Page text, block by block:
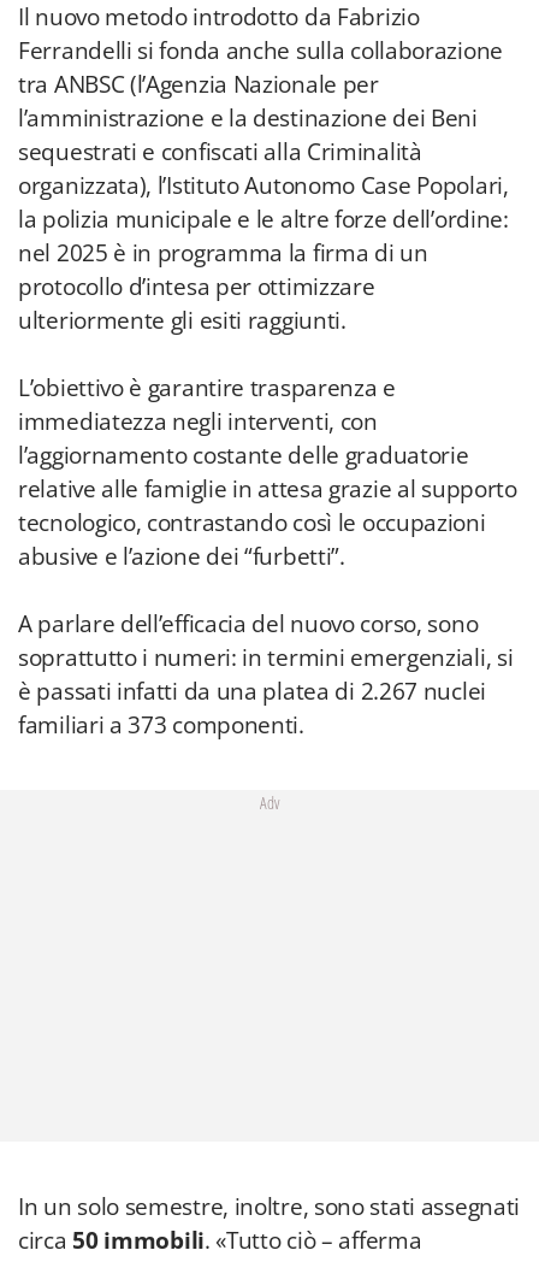
Il nuovo metodo introdotto da Fabrizio
Ferrandelli si fonda anche sulla collaborazione
tra ANBSC (l’Agenzia Nazionale per
l’amministrazione e la destinazione dei Beni
sequestrati e confiscati alla Criminalità
organizzata), l’Istituto Autonomo Case Popolari,
la polizia municipale e le altre forze dell’ordine:
nel 2025 è in programma la firma di un
protocollo d’intesa per ottimizzare
ulteriormente gli esiti raggiunti.
L’obiettivo è garantire trasparenza e
immediatezza negli interventi, con
l’aggiornamento costante delle graduatorie
relative alle famiglie in attesa grazie al supporto
tecnologico, contrastando così le occupazioni
abusive e l’azione dei “furbetti”.
A parlare dell’efficacia del nuovo corso, sono
soprattutto i numeri: in termini emergenziali, si
è passati infatti da una platea di 2.267 nuclei
familiari a 373 componenti.
Adv
In un solo semestre, inoltre, sono stati assegnati
circa 50 immobili. «Tutto ciò – afferma